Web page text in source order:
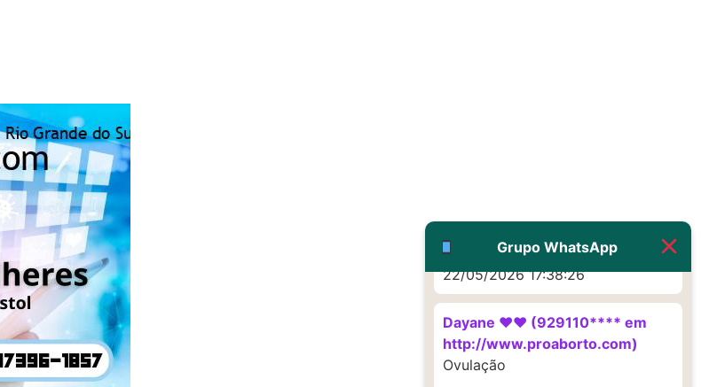
Grupo WhatsApp
http://www.proaborto.com)
Muito obrigadaaaaa
22/05/2026 17:38:26
Dayane ♥️♥️ (929110**** em
http://www.proaborto.com)
Ovulação